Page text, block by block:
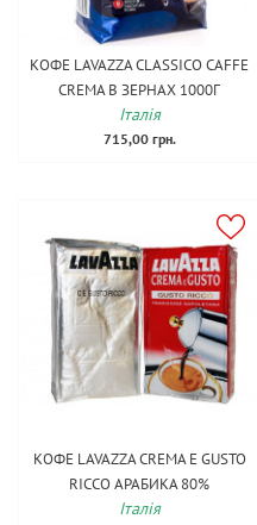
КОФЕ LAVAZZA CLASSICO CAFFE
CREMA В ЗЕРНАХ 1000Г
Італія
715,00 грн.
КОФЕ LAVAZZA CREMA E GUSTO
RICCO АРАБИКА 80%
Італія